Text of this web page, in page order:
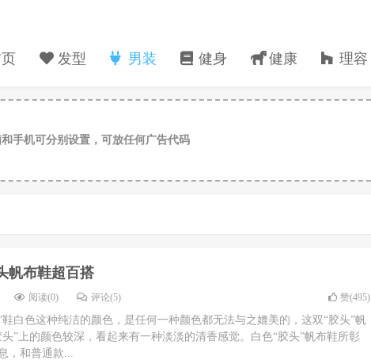
发型 男装 健身 健康 理容
手机可分别设置，可放任何广告代码
帆布鞋超百搭
阅读(0) 评论(5) 赞(495)
鞋白色这种纯洁的颜色，是任何一种颜色都无法与之媲美的，这双“胶头”帆
”上的颜色较深，看起来有一种淡淡的清香感觉。白色“胶头”帆布鞋所彰
，和普通款...